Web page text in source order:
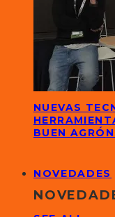
NUEVAS
BUEN
NOVEDADES